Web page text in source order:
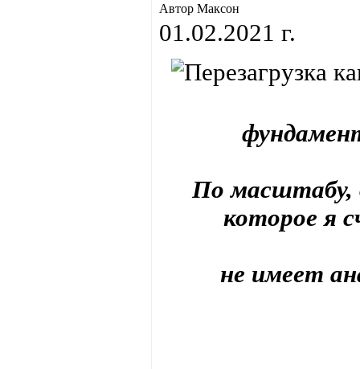
Автор Максон
01.02.2021 г.
По масштабу,
которое я
не имеет